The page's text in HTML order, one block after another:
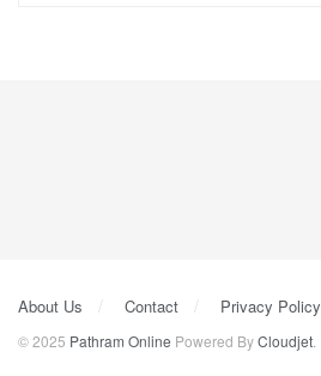
About Us Contact Privacy Policy
© 2025 Pathram Online Powered ByCloudjet